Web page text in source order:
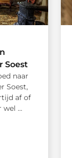
Soest
naar
Soest,
af of
...